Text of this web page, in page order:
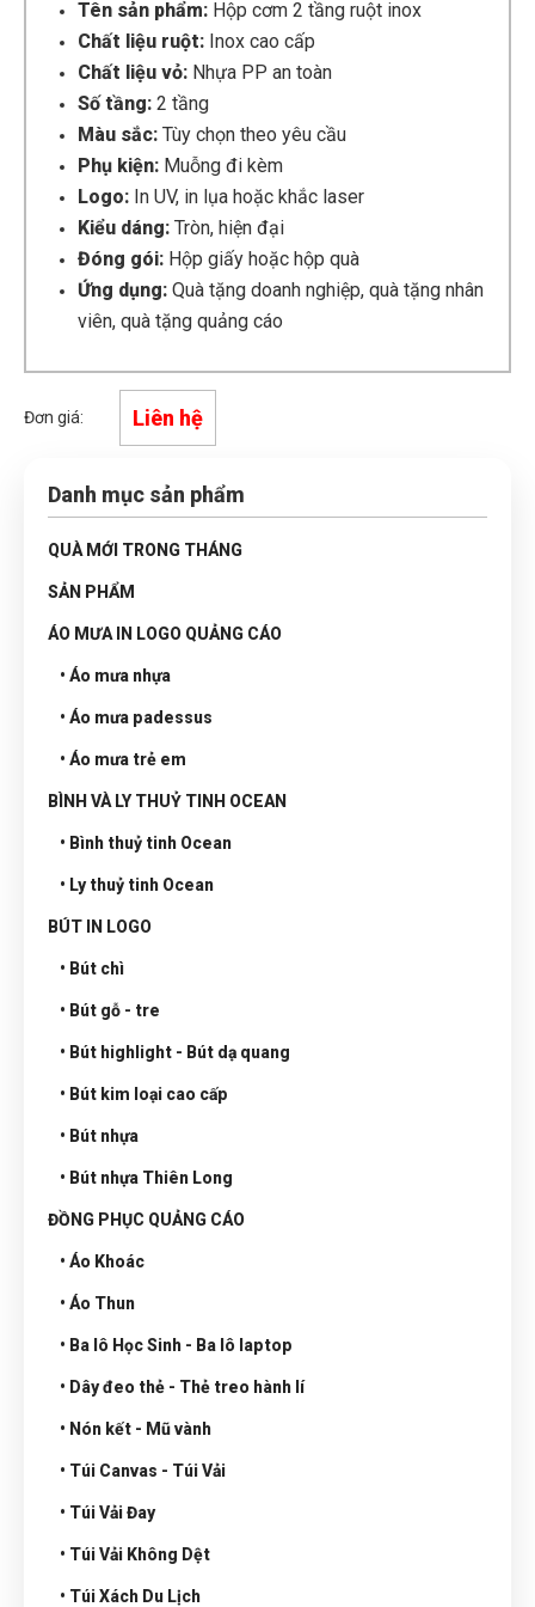
Tên sản phẩm:Hộp cơm 2 tầng ruột inox
Chất liệu ruột:Inox cao cấp
Chất liệu vỏ:Nhựa PP an toàn
Số tầng:2 tầng
Màu sắc:Tùy chọn theo yêu cầu
Phụ kiện:Muỗng đi kèm
Logo:In UV, in lụa hoặc khắc laser
Kiểu dáng:Tròn, hiện đại
Đóng gói:Hộp giấy hoặc hộp quà
Ứng dụng:Quà tặng doanh nghiệp, quà tặng nhân
viên, quà tặng quảng cáo
Đơn giá: Liên hệ
Danh mục sản phẩm
QUÀ MỚI TRONG THÁNG
SẢN PHẨM
ÁO MƯA IN LOGO QUẢNG CÁO
• Áo mưa nhựa
• Áo mưa padessus
• Áo mưa trẻ em
BÌNH VÀ LY THUỶ TINH OCEAN
• Bình thuỷ tinh Ocean
• Ly thuỷ tinh Ocean
BÚT IN LOGO
• Bút chì
• Bút gỗ - tre
• Bút highlight - Bút dạ quang
• Bút kim loại cao cấp
• Bút nhựa
• Bút nhựa Thiên Long
ĐỒNG PHỤC QUẢNG CÁO
• Áo Khoác
• Áo Thun
• Ba lô Học Sinh - Ba lô laptop
• Dây đeo thẻ - Thẻ treo hành lí
• Nón kết - Mũ vành
• Túi Canvas - Túi Vải
• Túi Vải Đay
• Túi Vải Không Dệt
• Túi Xách Du Lịch